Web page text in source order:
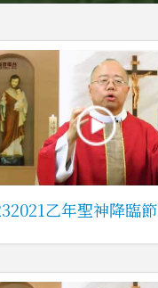
乙年聖神降臨節